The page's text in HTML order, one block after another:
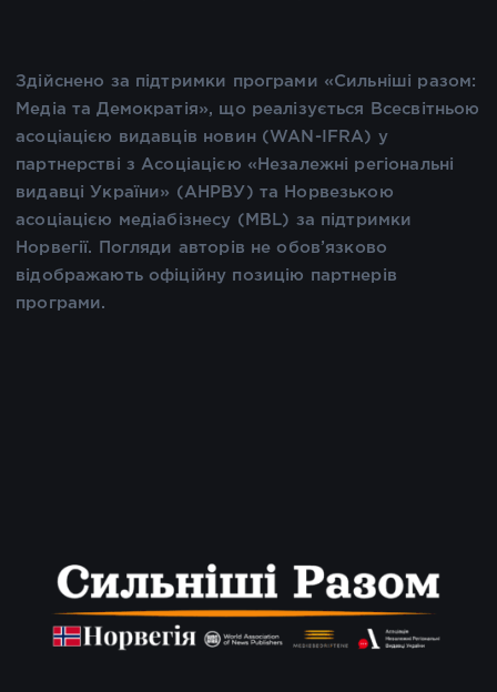
Здійснено за підтримки програми «Сильніші разом:
Медіа та Демократія», що реалізується Всесвітньою
асоціацією видавців новин (WAN-IFRA) у
партнерстві з Асоціацією «Незалежні регіональні
видавці України» (АНРВУ) та Норвезькою
асоціацією медіабізнесу (MBL) за підтримки
Норвегії. Погляди авторів не обов’язково
відображають офіційну позицію партнерів
програми.